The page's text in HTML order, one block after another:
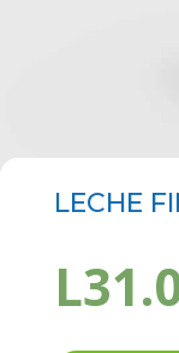
LECHE
L